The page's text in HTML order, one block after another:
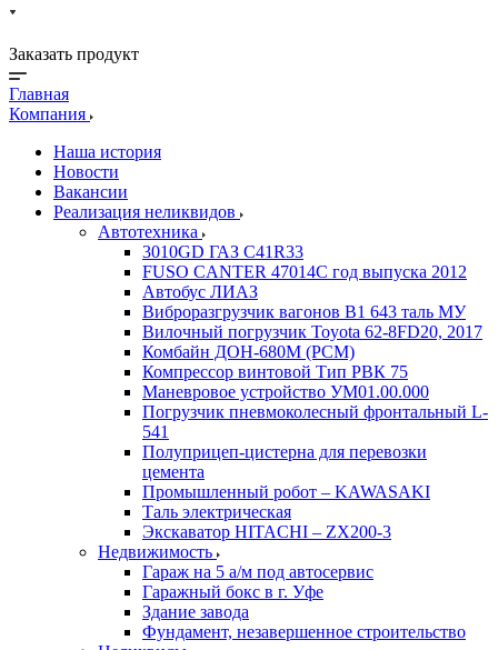
Заказать продукт
Главная
Компания
Наша история
Новости
Вакансии
Реализация неликвидов
Автотехника
3010GD ГАЗ С41R33
FUSO CANTER 47014C год выпуска 2012
Автобус ЛИАЗ
Виброразгрузчик вагонов В1 643 таль МУ
Вилочный погрузчик Toyota 62-8FD20, 2017
Комбайн ДОН-680М (РСМ)
Компрессор винтовой Тип РВК 75
Маневровое устройство УМ01.00.000
Погрузчик пневмоколесный фронтальный L-
541
Полуприцеп-цистерна для перевозки
цемента
Промышленный робот – KAWASAKI
Таль электрическая
Экскаватор HITACHI – ZX200-3
Недвижимость
Гараж на 5 а/м под автосервис
Гаражный бокс в г. Уфе
Здание завода
Фундамент, незавершенное строительство